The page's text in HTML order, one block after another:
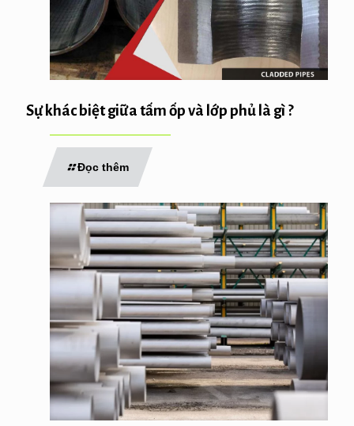
Sự khác biệt giữa tấm ốp và lớp phủ là gì ?
Đọc thêm